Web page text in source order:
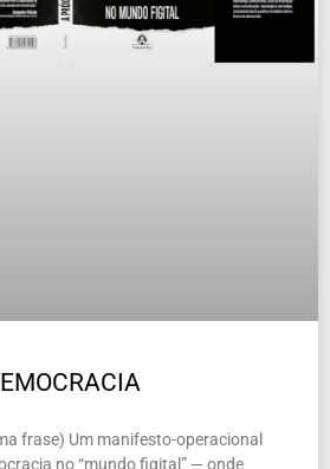
frase) Um manifesto-operacional
no “mundo figital” — onde